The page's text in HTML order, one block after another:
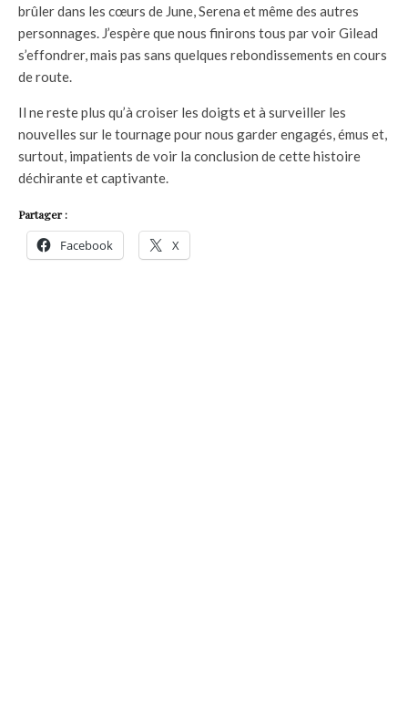
brûler dans les cœurs de June, Serena et même des autres
personnages. J’espère que nous finirons tous par voir Gilead
s’effondrer, mais pas sans quelques rebondissements en cours
de route.
Il ne reste plus qu’à croiser les doigts et à surveiller les
nouvelles sur le tournage pour nous garder engagés, émus et,
surtout, impatients de voir la conclusion de cette histoire
déchirante et captivante.
Partager :
Facebook X